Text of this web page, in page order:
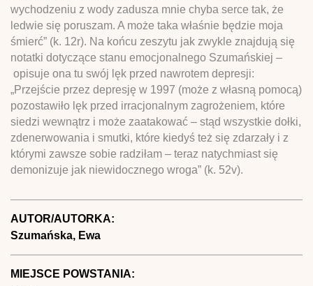
wychodzeniu z wody zadusza mnie chyba serce tak, że
ledwie się poruszam. A może taka właśnie będzie moja
śmierć” (k. 12r). Na końcu zeszytu jak zwykle znajdują się
notatki dotyczące stanu emocjonalnego Szumańskiej –
opisuje ona tu swój lęk przed nawrotem depresji:
„Przejście przez depresję w 1997 (może z własną pomocą)
pozostawiło lęk przed irracjonalnym zagrożeniem, które
siedzi wewnątrz i może zaatakować – stąd wszystkie dołki,
zdenerwowania i smutki, które kiedyś też się zdarzały i z
którymi zawsze sobie radziłam – teraz natychmiast się
demonizuje jak niewidocznego wroga” (k. 52v).
AUTOR/AUTORKA:
Szumańska, Ewa
MIEJSCE POWSTANIA: